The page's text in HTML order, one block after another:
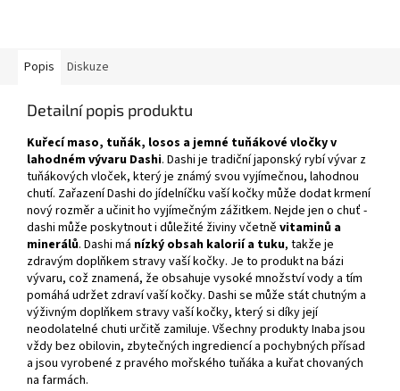
Popis Diskuze
Detailní popis produktu
Kuřecí maso, tuňák, losos a jemné tuňákové vločky v
lahodném vývaru Dashi. Dashi je tradiční japonský rybí vývar z
tuňákových vloček, který je známý svou vyjímečnou, lahodnou
chutí. Zařazení Dashi do jídelníčku vaší kočky může dodat krmení
nový rozměr a učinit ho vyjímečným zážitkem. Nejde jen o chuť -
dashi může poskytnout i důležité živiny včetně vitaminů a
minerálů. Dashi má nízký obsah kalorií a tuku, takže je
zdravým doplňkem stravy vaší kočky. Je to produkt na bázi
vývaru, což znamená, že obsahuje vysoké množství vody a tím
pomáhá udržet zdraví vaší kočky. Dashi se může stát chutným a
výživným doplňkem stravy vaší kočky, který si díky její
neodolatelné chuti určitě zamiluje. Všechny produkty Inaba jsou
vždy bez obilovin, zbytečných ingrediencí a pochybných přísad
a jsou vyrobené z pravého mořského tuňáka a kuřat chovaných
na farmách.